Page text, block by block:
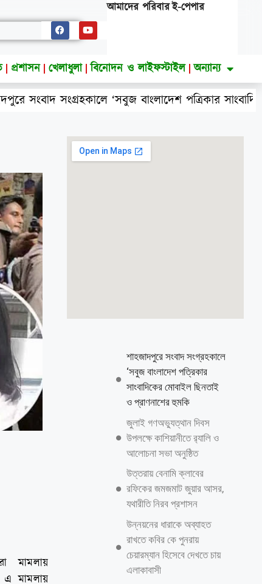
আমাদের পরিবারই-পেপার
প্রশাসন খেলাধুলা বিনোদন ও লাইফস্টাইল অন্যান্য
সংগ্রহকালে ‘সবুজ বাংলাদেশ পত্রিকার সাংবাদিকের
মামলায়
এ মামলায়
শাহজাদপুরে সংবাদ সংগ্রহকালে
‘সবুজ বাংলাদেশ পত্রিকার
সাংবাদিকের মোবাইল ছিনতাই
ও প্রাণনাশের হুমকি
জুলাই গণঅভ্যুত্থান দিবস
উপলক্ষে কাশিয়ানীতে র‍্যালি ও
আলোচনা সভা অনুষ্ঠিত
উত্তরায় বেনামি ক্লাবের
রফিকের জমজমাট জুয়ার আসর,
যথারীতি নিরব প্রশাসন
উন্নয়নের ধারাকে অব্যাহত
রাখতে কবির কে পুনরায়
চেয়ারম্যান হিসেবে দেখতে চায়
এলাকাবাসী